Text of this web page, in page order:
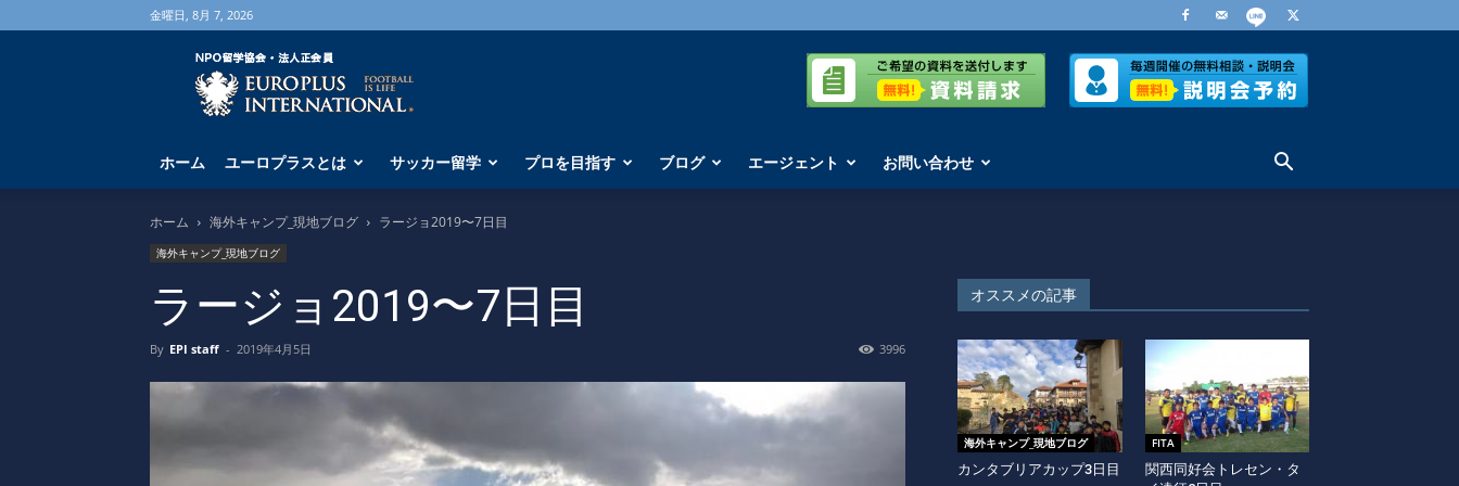
金曜日, 8月 7, 2026
海
外
サ
ー
学
ー
プ
ラ
ホーム ユーロプラスとは サッカー留学 プロを目指す ブログ エージェント お問い合わせ
ホーム 海外キャンプ_現地ブログ ラージョ2019〜7日目
海外キャンプ_現地ブログ
ラージョ2019〜7日目
By EPI staff - 2019年4月5日 3996
オススメの記事
海外キャンプ_現地ブログ
カンタブリアカップ3日目
FITA
関西同好会トレセン・タ